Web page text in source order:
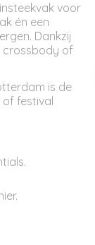
voor
én een
Dankzij
crossbody of
is de
festival